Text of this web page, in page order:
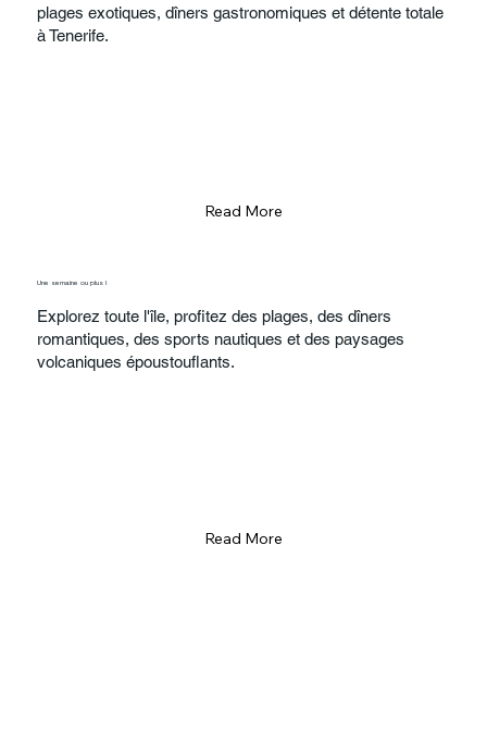
plages exotiques, dîners gastronomiques et détente totale
à Tenerife.
Read More
Une semaine ou plus !
Explorez toute l'île, profitez des plages, des dîners
romantiques, des sports nautiques et des paysages
volcaniques époustouflants.
Read More